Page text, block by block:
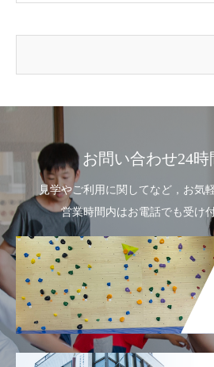
お問い合わせ24時
見学やご利用に関してなど，お気
営業時間内はお電話でも受け